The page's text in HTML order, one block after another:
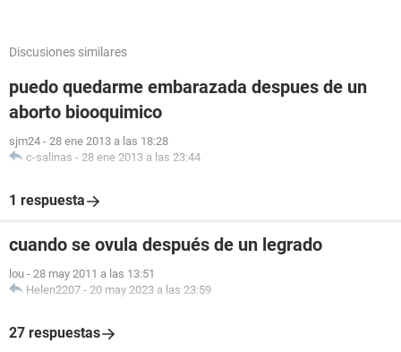
Discusiones similares
puedo quedarme embarazada despues de un
aborto biooquimico
sjm24 - 28 ene 2013 a las 18:28
c-salinas - 28 ene 2013 a las 23:44
1 respuesta
cuando se ovula después de un legrado
lou - 28 may 2011 a las 13:51
Helen2207 - 20 may 2023 a las 23:59
27 respuestas